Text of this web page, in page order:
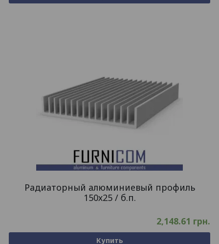
Радиаторный алюминиевый профиль
150х25 / б.п.
2,148.61 грн.
Купить